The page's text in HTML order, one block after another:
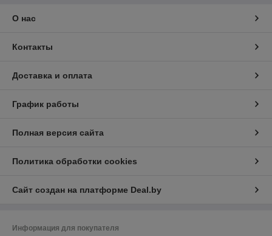
О нас
Контакты
Доставка и оплата
График работы
Полная версия сайта
Политика обработки cookies
Сайт создан на платформе Deal.by
Информация для покупателя